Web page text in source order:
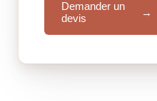
Demander un
devis
→